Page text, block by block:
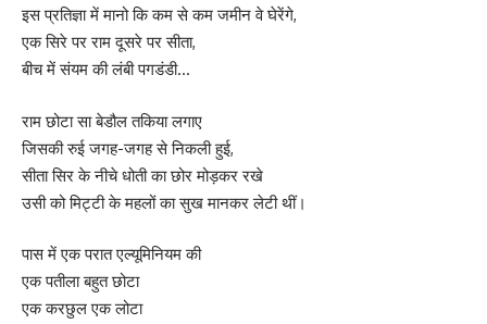
इस प्रतिज्ञा में मानो कि कम से कम जमीन वे घेरेंगे,
एक सिरे पर राम दूसरे पर सीता,
बीच में संयम की लंबी पगडंडी…
राम छोटा सा बेडौल तकिया लगाए
जिसकी रुई जगह-जगह से निकली हुई,
सीता सिर के नीचे धोती का छोर मोड़कर रखे
उसी को मिट्टी के महलों का सुख मानकर लेटी थीं।
पास में एक परात एल्यूमिनियम की
एक पतीला बहुत छोटा
एक करछुल एक लोटा